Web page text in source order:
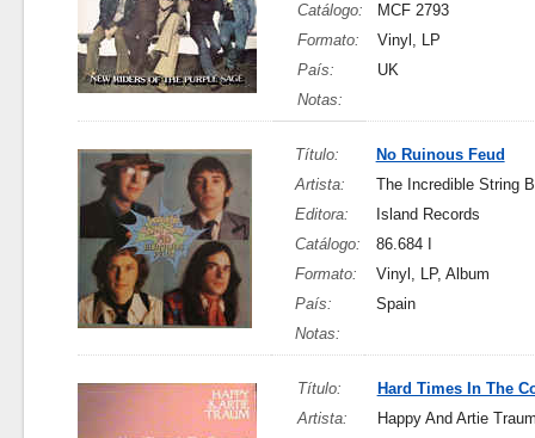
Catálogo:
MCF 2793
Formato:
Vinyl, LP
País:
UK
Notas:
Título:
No Ruinous Feud
Artista:
The Incredible String
Editora:
Island Records
Catálogo:
86.684 I
Formato:
Vinyl, LP, Album
País:
Spain
Notas:
Título:
Hard Times In The
Artista:
Happy And Artie